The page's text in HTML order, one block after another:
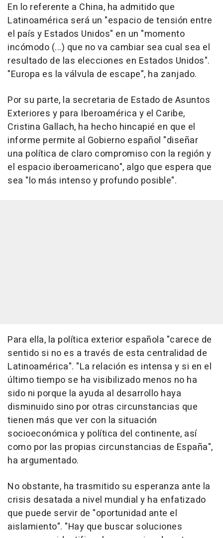
En lo referente a China, ha admitido que
Latinoamérica será un "espacio de tensión entre
el país y Estados Unidos" en un "momento
incómodo (...) que no va cambiar sea cual sea el
resultado de las elecciones en Estados Unidos".
"Europa es la válvula de escape", ha zanjado.
Por su parte, la secretaria de Estado de Asuntos
Exteriores y para Iberoamérica y el Caribe,
Cristina Gallach, ha hecho hincapié en que el
informe permite al Gobierno español "diseñar
una política de claro compromiso con la región y
el espacio iberoamericano", algo que espera que
sea "lo más intenso y profundo posible".
Para ella, la política exterior española "carece de
sentido si no es a través de esta centralidad de
Latinoamérica". "La relación es intensa y si en el
último tiempo se ha visibilizado menos no ha
sido ni porque la ayuda al desarrollo haya
disminuido sino por otras circunstancias que
tienen más que ver con la situación
socioeconómica y política del continente, así
como por las propias circunstancias de España",
ha argumentado.
No obstante, ha trasmitido su esperanza ante la
crisis desatada a nivel mundial y ha enfatizado
que puede servir de "oportunidad ante el
aislamiento". "Hay que buscar soluciones